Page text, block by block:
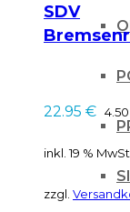
SDV
22.95 € 4.50
inkl. 19 % MwSt.
zzgl.